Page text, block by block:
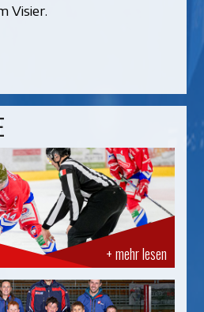
Visier.
+ mehr lesen